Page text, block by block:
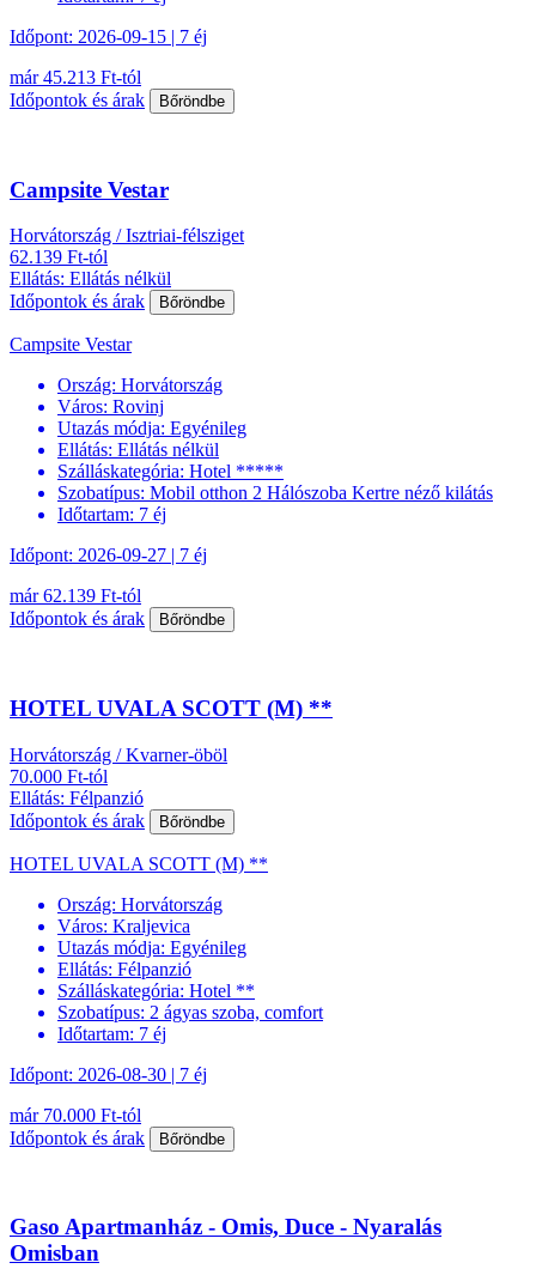
Időpont: 2026-09-15 | 7 éj
már 45.213 Ft-tól
Időpontok és árak
Bőröndbe
Campsite Vestar
Horvátország / Isztriai-félsziget
62.139 Ft-tól
Ellátás: Ellátás nélkül
Időpontok és árak
Bőröndbe
Campsite Vestar
Ország: Horvátország
Város: Rovinj
Utazás módja: Egyénileg
Ellátás: Ellátás nélkül
Szálláskategória: Hotel *****
Szobatípus: Mobil otthon 2 Hálószoba Kertre néző kilátás
Időtartam: 7 éj
Időpont: 2026-09-27 | 7 éj
már 62.139 Ft-tól
Időpontok és árak
Bőröndbe
HOTEL UVALA SCOTT (M) **
Horvátország / Kvarner-öböl
70.000 Ft-tól
Ellátás: Félpanzió
Időpontok és árak
Bőröndbe
HOTEL UVALA SCOTT (M) **
Ország: Horvátország
Város: Kraljevica
Utazás módja: Egyénileg
Ellátás: Félpanzió
Szálláskategória: Hotel **
Szobatípus: 2 ágyas szoba, comfort
Időtartam: 7 éj
Időpont: 2026-08-30 | 7 éj
már 70.000 Ft-tól
Időpontok és árak
Bőröndbe
Gaso Apartmanház - Omis, Duce - Nyaralás
Omisban